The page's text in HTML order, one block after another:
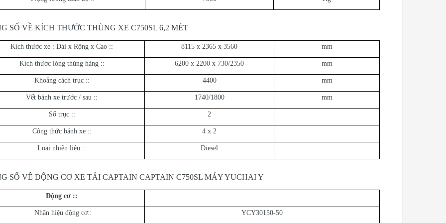
SỐ VỀ KÍCH THƯỚC THÙNG XE C750SL 6,2 MÉT
Kích thước xe : Dài x Rộng x Cao :: 8115 x 2365 x 3560 mm
Kích thước lòng thùng hàng :: 6200 x 2200 x 730/2350 mm
Khoảng cách trục :: 4400 mm
Vết bánh xe trước / sau :: 1740/1800 mm
Số trục :: 2
Công thức bánh xe :: 4 x 2
Loại nhiên liệu :: Diesel
SỐ VỀ ĐỘNG CƠ XE TẢI CAPTAIN CAPTAIN C750SL MÁY YUCHAI Y
Động cơ ::
Nhãn hiệu động cơ:: YCY30150-50